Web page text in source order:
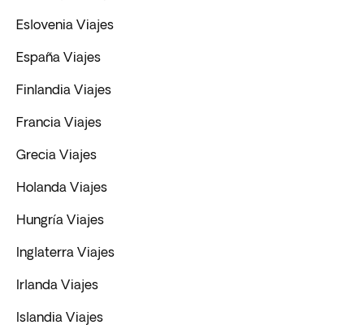
Eslovenia Viajes
España Viajes
Finlandia Viajes
Francia Viajes
Grecia Viajes
Holanda Viajes
Hungría Viajes
Inglaterra Viajes
Irlanda Viajes
Islandia Viajes